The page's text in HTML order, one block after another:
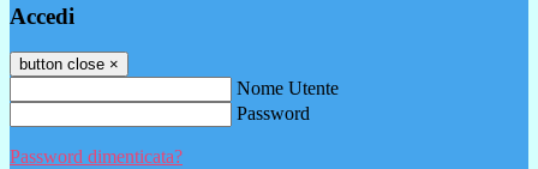
Accedi
button close ×
Nome Utente
Password
Password dimenticata?